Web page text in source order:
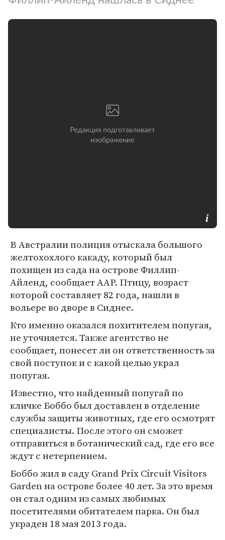
В Австралии полиция отыскала большого
желтохохлого какаду, который был
похищен из сада на острове Филлип-
Айленд, сообщает AAP. Птицу, возраст
которой составляет 82 года, нашли в
вольере во дворе в Сиднее.
Кто именно оказался похитителем попугая,
не уточняется. Также агентство не
сообщает, понесет ли он ответственность за
свой поступок и с какой целью украл
попугая.
Известно, что найденный попугай по
кличке Боббо был доставлен в отделение
службы защиты животных, где его осмотрят
специалисты. После этого он сможет
отправиться в ботанический сад, где его все
ждут с нетерпением.
Боббо жил в саду Grand Prix Circuit Visitors
Garden на острове более 40 лет. За это время
он стал одним из самых любимых
посетителями обитателем парка. Он был
украден 18 мая 2013 года.